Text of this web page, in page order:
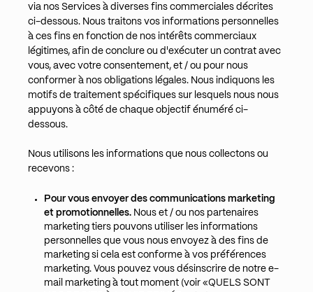
via nos Services à diverses fins commerciales décrites
ci-dessous. Nous traitons vos informations personnelles
à ces fins en fonction de nos intérêts commerciaux
légitimes, afin de conclure ou d'exécuter un contrat avec
vous, avec votre consentement, et / ou pour nous
conformer à nos obligations légales. Nous indiquons les
motifs de traitement spécifiques sur lesquels nous nous
appuyons à côté de chaque objectif énuméré ci-
dessous.
Nous utilisons les informations que nous collectons ou
recevons :
Pour vous envoyer des communications marketing
et promotionnelles. Nous et / ou nos partenaires
marketing tiers pouvons utiliser les informations
personnelles que vous nous envoyez à des fins de
marketing si cela est conforme à vos préférences
marketing. Vous pouvez vous désinscrire de notre e-
mail marketing à tout moment (voir «QUELS SONT